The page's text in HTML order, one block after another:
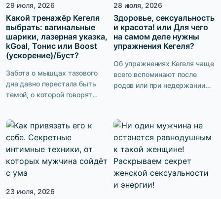
дисфункции. И хотя у многих
женщин, состояние мышц
тазового дна улучшается уже
в первые недели, у
значительной части молодых
мам проблемы приобретают
долгосрочный характер.
Рассказываем, как […]
29 июля, 2026
Какой тренажёр Кегеля
выбрать: вагинальные
шарики, лазерная указка,
kGoal, Тонис или Boost
(ускорение)/Буст?
Забота о мышцах тазового
дна давно перестала быть
темой, о которой говорят
женское здоровье включает
в себя профилактику
возрастных изменений,
качество интимной жизни и
сохранение контроля над
поэтому рынок предлагает
28 июля, 2026
Здоровье, сексуальность
и красота! или Для чего
на самом деле нужны
упражнения Кегеля?
Об упражнениях Кегеля чаще
всего вспоминают после
родов или при недержании
тренировок намного шире.
Они помогают поддерживать
тазовое дно, сохранять
женское здоровье, повышать
качество интимной жизни и
снижать риск некоторых
нарушений со стороны
23 июля, 2026